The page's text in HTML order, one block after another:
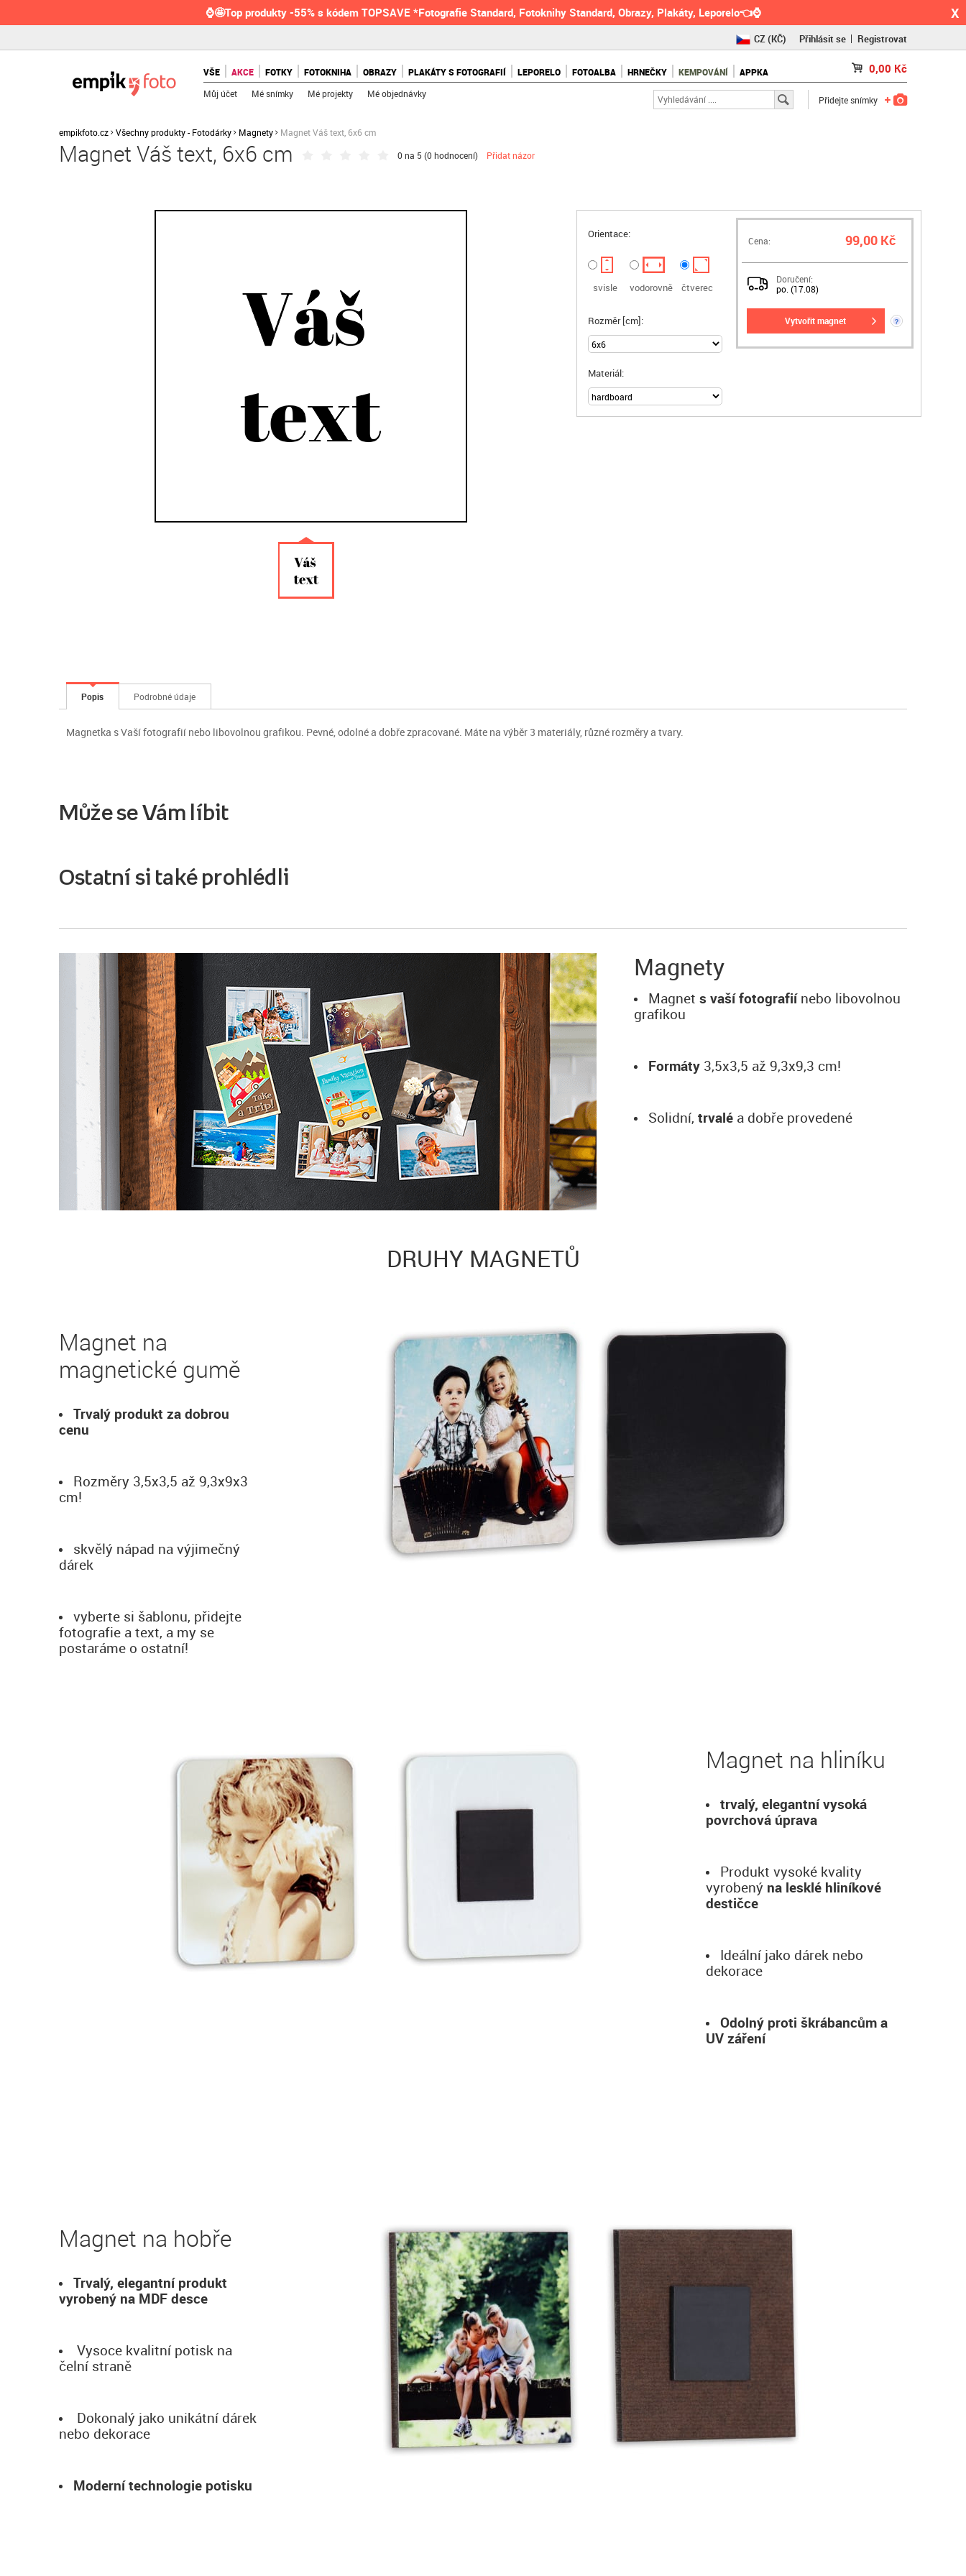
⌚🤩Top produkty -55% s kódem TOPSAVE *Fotografie Standard, Fotoknihy Standard, Obrazy, Plakáty, Leporelo👈⌚ X
CZ(KČ)
RO(RON)
Přihlásit se Registrovat
VŠE AKCE FOTKY FOTOKNIHA OBRAZY PLAKÁTY S FOTOGRAFIÍ LEPORELO FOTOALBA HRNEČKY KEMPOVÁNÍ APPKA 0,00 Kč
Můj účet Mé snímky Mé projekty Mé objednávky
Přidejte snímky
empikfoto.cz Všechny produkty - Fotodárky Magnety Magnet Váš text, 6x6 cm
Magnet Váš text, 6x6 cm 0 na 5 (0 hodnocení) Přidat názor
Orientace:
svisle vodorovně čtverec
Rozměr [cm]:
Materiál:
Cena: 99,00 Kč
Doručení:
po. (17.08)
vytvořit magnet ?
Popis Podrobné údaje
Magnetka s Vaší fotografií nebo libovolnou grafikou. Pevné, odolné a dobře zpracované. Máte na výběr 3 materiály, různé rozměry a tvary.
Může se Vám líbit
Ostatní si také prohlédli
Magnety
Magnet s vaší fotografií nebo libovolnou
grafikou
Formáty3,5x3,5 až 9,3x9,3 cm!
Solidní, trvaléa dobře provedené
DRUHY MAGNETŮ
Magnet na
magnetické gumě
Trvalý produkt za dobrou
cenu
Rozměry 3,5x3,5 až 9,3x9x3
cm!
skvělý nápad na výjimečný
dárek
vyberte si šablonu, přidejte
fotografie a text, a my se
postaráme o ostatní!
Magnet na hliníku
trvalý, elegantní vysoká
povrchová úprava
Produkt vysoké kvality
vyrobený na lesklé hliníkové
destičce
Ideální jako dárek nebo
dekorace
Odolný proti škrábancům a
UV záření
Magnet na hobře
Trvalý, elegantní produkt
vyrobený na MDF desce
Vysoce kvalitní potisk na
čelní straně
Dokonalý jako unikátní dárek
nebo dekorace
Moderní technologie potisku